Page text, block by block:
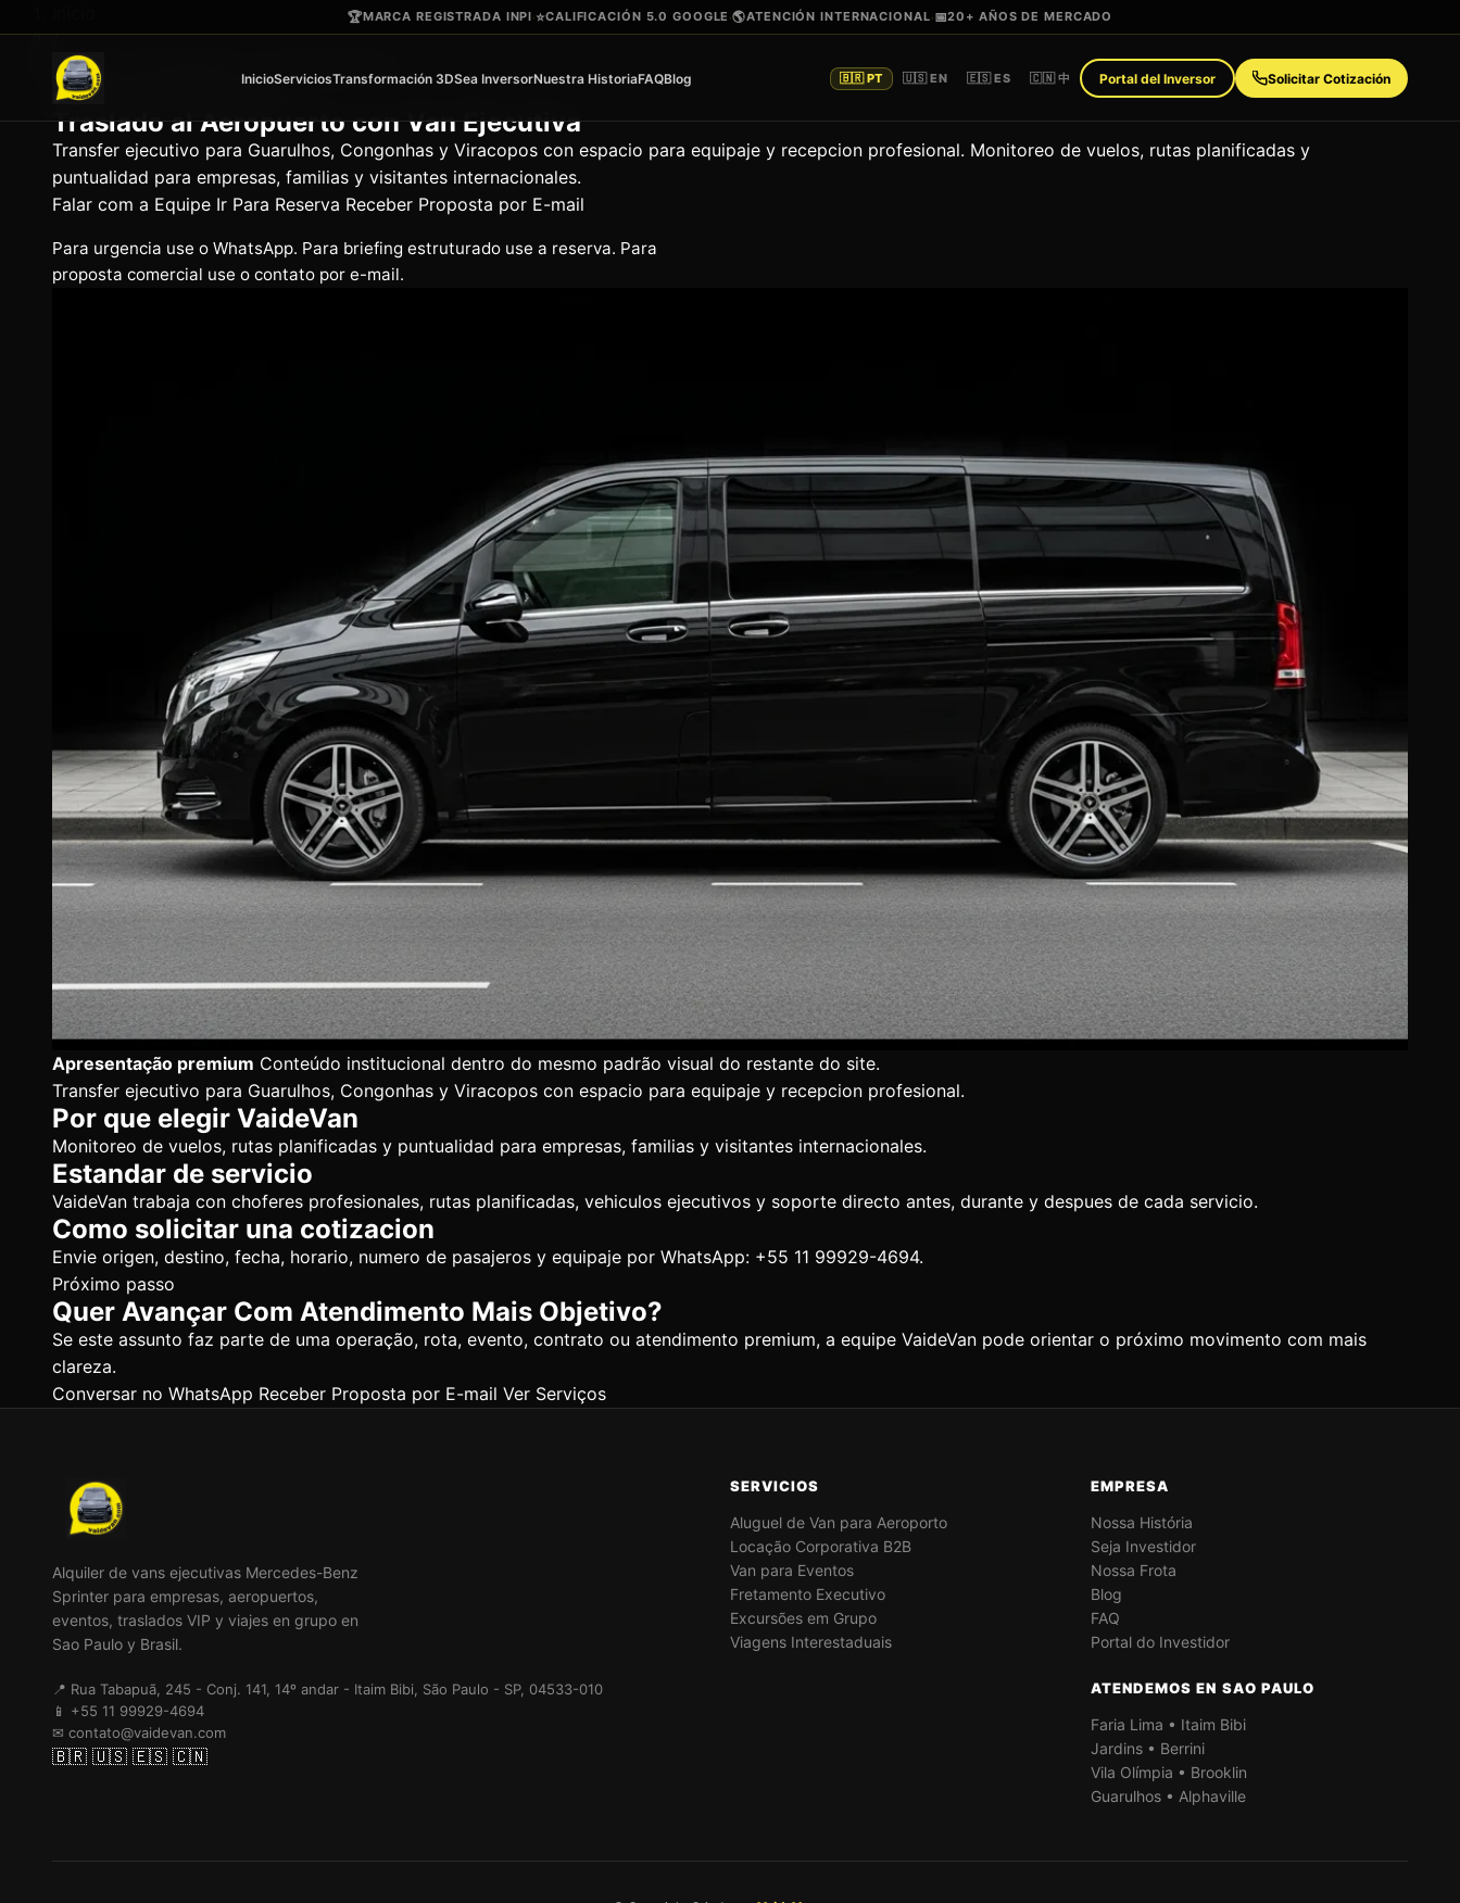
🏆MARCA REGISTRADA INPI·⭐CALIFICACIÓN 5.0 GOOGLE ·🌎ATENCIÓN INTERNACIONAL·📅20+ AÑOS DE MERCADO
InicioServiciosTransformación 3DSea InversorNuestra HistoriaFAQBlog 🇧🇷 PT 🇺🇸 EN 🇪🇸 ES 🇨🇳 中 Portal del Inversor Solicitar Cotización
/
Traslado al Aeropuerto con Van Ejecutiva
Página institucional VaideVan
Traslado al Aeropuerto con Van Ejecutiva
Transfer ejecutivo para Guarulhos, Congonhas y Viracopos con espacio para equipaje y recepcion profesional. Monitoreo de vuelos, rutas planificadas y
puntualidad para empresas, familias y visitantes internacionales.
Falar com a Equipe Ir Para Reserva Receber Proposta por E-mail
Para urgencia use o WhatsApp. Para briefing estruturado use a reserva. Para
proposta comercial use o contato por e-mail.
Apresentação premium Conteúdo institucional dentro do mesmo padrão visual do restante do site.
Transfer ejecutivo para Guarulhos, Congonhas y Viracopos con espacio para equipaje y recepcion profesional.
Por que elegir VaideVan
Monitoreo de vuelos, rutas planificadas y puntualidad para empresas, familias y visitantes internacionales.
Estandar de servicio
VaideVan trabaja con choferes profesionales, rutas planificadas, vehiculos ejecutivos y soporte directo antes, durante y despues de cada servicio.
Como solicitar una cotizacion
Envie origen, destino, fecha, horario, numero de pasajeros y equipaje por WhatsApp: +55 11 99929-4694.
Próximo passo
Quer Avançar Com Atendimento Mais Objetivo?
Se este assunto faz parte de uma operação, rota, evento, contrato ou atendimento premium, a equipe VaideVan pode orientar o próximo movimento com mais
clareza.
Conversar no WhatsApp Receber Proposta por E-mail Ver Serviços
Alquiler de vans ejecutivas Mercedes-Benz
Sprinter para empresas, aeropuertos,
eventos, traslados VIP y viajes en grupo en
Sao Paulo y Brasil.
📍 Rua Tabapuã, 245 - Conj. 141, 14º andar - Itaim Bibi, São Paulo - SP, 04533-010
📱 +55 11 99929-4694
✉ contato@vaidevan.com
🇧🇷 🇺🇸 🇪🇸 🇨🇳
SERVICIOS
Aluguel de Van para Aeroporto
Locação Corporativa B2B
Van para Eventos
Fretamento Executivo
Excursões em Grupo
Viagens Interestaduais
EMPRESA
Nossa História
Seja Investidor
Nossa Frota
Blog
FAQ
Portal do Investidor
ATENDEMOS EN SAO PAULO
Faria Lima • Itaim Bibi
Jardins • Berrini
Vila Olímpia • Brooklin
Guarulhos • Alphaville